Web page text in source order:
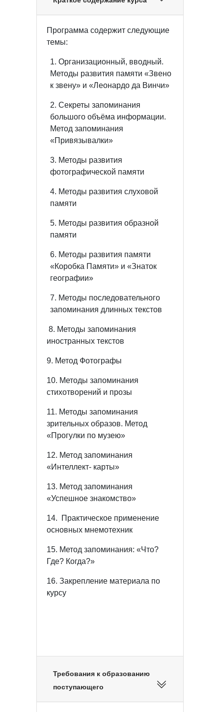
Программа содержит следующие
темы:
1. Организационный, вводный.
Методы развития памяти «Звено
к звену» и «Леонардо да Винчи»
2. Секреты запоминания
большого объёма информации.
Метод запоминания
«Привязывалки»
3. Методы развития
фотографической памяти
4. Методы развития слуховой
памяти
5. Методы развития образной
памяти
6. Методы развития памяти
«Коробка Памяти» и «Знаток
географии»
7. Методы последовательного
запоминания длинных текстов
8. Методы запоминания
иностранных текстов
9. Метод Фотографы
10. Методы запоминания
стихотворений и прозы
11. Методы запоминания
зрительных образов. Метод
«Прогулки по музею»
12. Метод запоминания
«Интеллект- карты»
13. Метод запоминания
«Успешное знакомство»
14. Практическое применение
основных мнемотехник
15. Метод запоминания: «Что?
Где? Когда?»
16. Закрепление материала по
курсу
Требования к образованию
поступающего